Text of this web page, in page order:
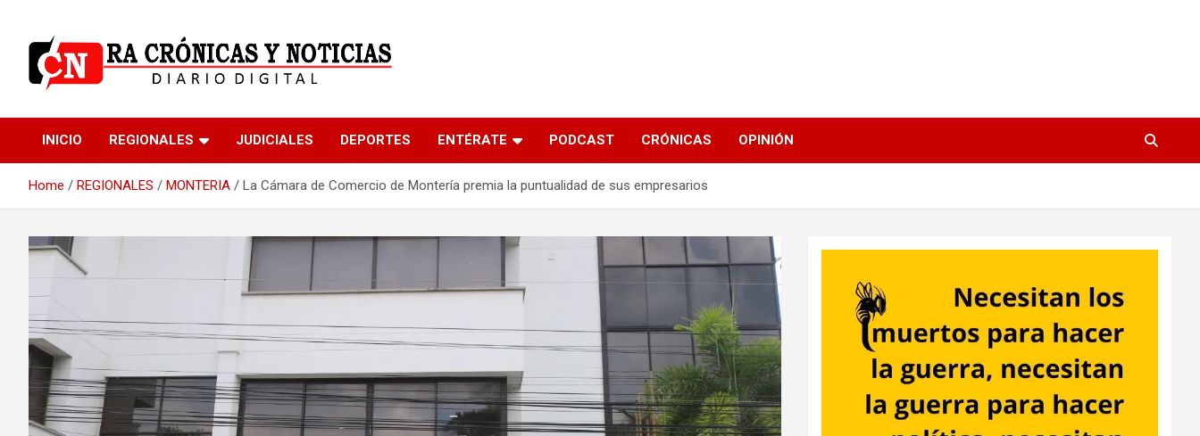
content
R.A Crónicas y Noticias
INICIO REGIONALES JUDICIALES DEPORTES ENTÉRATE PODCAST CRÓNICAS OPINIÓN
Home REGIONALES MONTERIA La Cámara de Comercio de Montería premia la puntualidad de sus empresarios